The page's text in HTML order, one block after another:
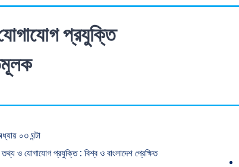
প্রযুক্তি
০৩ ঘন্টা
তথ্য ও যোগাযোগ প্রযুক্তি : বিশ্ব ও বাংলাদেশ প্রেক্ষিত